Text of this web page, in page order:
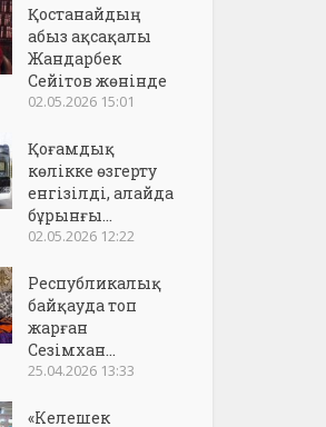
Қостанайдың
абыз ақсақалы
Жандарбек
Сейітов жөнінде
02.05.2026 15:01
Қоғамдық
көлікке өзгерту
енгізілді, алайда
бұрынғы...
02.05.2026 12:22
Республикалық
байқауда топ
жарған
Сезімхан...
25.04.2026 13:33
«Келешек